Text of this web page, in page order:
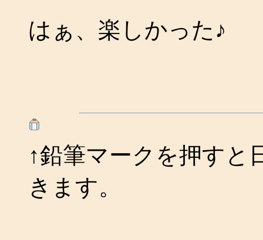
はぁ、楽しかった♪
↑鉛筆マークを押すと
きます。